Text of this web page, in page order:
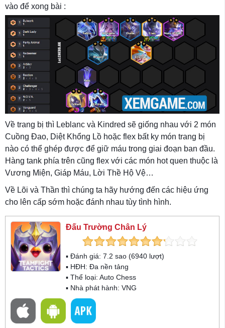
vào để xong bài :
Về trang bị thì Leblanc và Kindred sẽ giống nhau với 2 món
Cuồng Đao, Diệt Khổng Lồ hoặc flex bất ky món trang bị
nào có thể ghép được để giữ máu trong giai đoạn ban đầu.
Hàng tank phía trên cũng flex với các món hot quen thuộc là
Vương Miện, Giáp Máu, Lời Thề Hộ Vệ…
Về Lõi và Thần thì chúng ta hãy hướng đến các hiệu ứng
cho lên cấp sớm hoặc đánh nhau tùy tình hình.
Đấu Trường Chân Lý
▪ Đánh giá: 7.2 sao (6940 lượt)
▪ HĐH: Đa nền tảng
▪ Thể loại: Auto Chess
▪ Nhà phát hành: VNG